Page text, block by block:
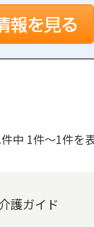
件中 1件～1件を
介護ガイド